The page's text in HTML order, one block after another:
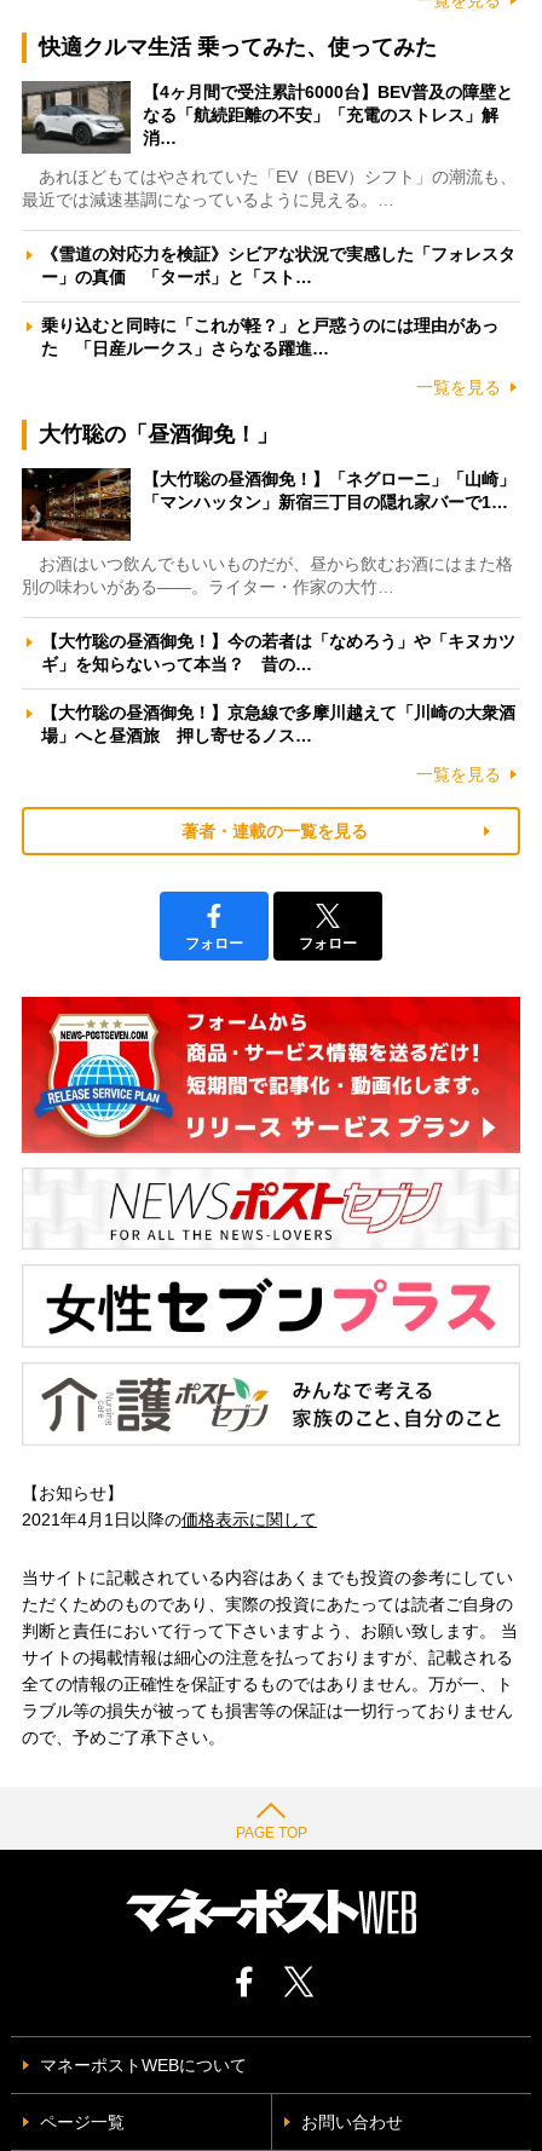
快適クルマ生活 乗ってみた、使ってみた
【4ヶ月間で受注累計6000台】BEV普及の障壁と
なる「航続距離の不安」「充電のストレス」解
消…
あれほどもてはやされていた「EV（BEV）シフト」の潮流も、
最近では減速基調になっているように見える。…
《雪道の対応力を検証》シビアな状況で実感した「フォレスタ
ー」の真価 「ターボ」と「スト…
乗り込むと同時に「これが軽？」と戸惑うのには理由があっ
た 「日産ルークス」さらなる躍進…
一覧を見る
大竹聡の「昼酒御免！」
【大竹聡の昼酒御免！】「ネグローニ」「山崎」
「マンハッタン」新宿三丁目の隠れ家バーで1…
お酒はいつ飲んでもいいものだが、昼から飲むお酒にはまた格
別の味わいがある――。ライター・作家の大竹…
【大竹聡の昼酒御免！】今の若者は「なめろう」や「キヌカツ
ギ」を知らないって本当？ 昔の…
【大竹聡の昼酒御免！】京急線で多摩川越えて「川崎の大衆酒
場」へと昼酒旅 押し寄せるノス…
一覧を見る
著者・連載の一覧を見る
フォロー フォロー
【お知らせ】
2021年4月1日以降の価格表示に関して
当サイトに記載されている内容はあくまでも投資の参考にしてい
ただくためのものであり、実際の投資にあたっては読者ご自身の
判断と責任において行って下さいますよう、お願い致します。 当
サイトの掲載情報は細心の注意を払っておりますが、記載される
全ての情報の正確性を保証するものではありません。万が一、ト
ラブル等の損失が被っても損害等の保証は一切行っておりません
ので、予めご了承下さい。
PAGE TOP
マネーポストWEBについて
ページ一覧 お問い合わせ